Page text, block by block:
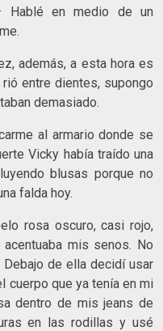
Hablé en medio de un
además, a esta hora es
entre dientes, supongo
demasiado.
al armario donde se
Vicky había traído una
blusas porque no
falda hoy.
rosa oscuro, casi rojo,
mis senos. No
de ella decidí usar
cuerpo que ya tenía en mi
dentro de mis jeans de
en las rodillas y usé